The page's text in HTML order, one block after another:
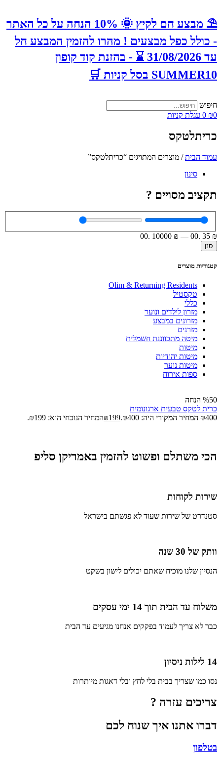
⛱️ מבצע חם לקיץ 🌞 10% הנחה על כל האתר
- כולל כפל מבצעים ! מהרו להזמין המבצע חל
עד 31/08/2026 ⌛️ - בהזנת קוד קופון
SUMMER10 בסל קניות 🛒
חיפוש
₪0
0 עגלת קניות
כריתלטקס
עמוד הבית/ מוצרים המתויגים “כריתלטקס”
סינון
תקציב מסויים ?
₪
35
.00
—
₪
10000
.00
סנן
קטגוריות מוצרים
Olim & Returning Residents
טקסטיל
כללי
מזרון לילדים ונוער
מזרונים במבצע
מזרנים
מיטה מתכווננת חשמלית
מיטות
מיטות יהודיות
מיטות נוער
ספות אירוח
%50 הנחה
כרית לטקס טבעית ארגונומית
₪400 המחיר המקורי היה: ₪400. ₪199 המחיר הנוכחי הוא: ₪199.
הכי משתלם ופשוט להזמין באמריקן סליפ
שירות לקוחות
סטנדרט של שירות שעוד לא פגשתם בישראל
וותק של 30 שנה
הנסיון שלנו מוכיח שאתם יכולים לישון בשקט
משלוח עד הבית תוך 14 ימי עסקים
כבר לא צריך לעמוד בפקקים אנחנו מגיעים עד הבית
14 לילות ניסיון
נסו כמו שצריך בבית בלי לחץ ובלי דאגות מיותרות
צריכים עזרה ?
דברו אתנו איך שנוח לכם
בטלפון